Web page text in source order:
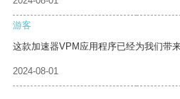
游客
这款加速器VPM应用程序已经为我们带
2024-08-01